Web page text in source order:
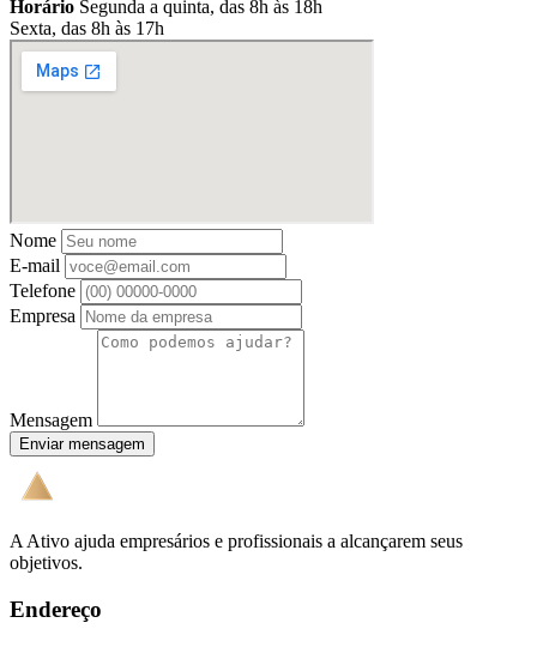
Horário Segunda a quinta, das 8h às 18h
Sexta, das 8h às 17h
Nome
E-mail
Telefone
Empresa
Mensagem
Enviar mensagem
A Ativo ajuda empresários e profissionais a alcançarem seus
objetivos.
Endereço